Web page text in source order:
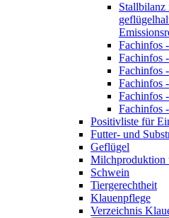
Stallbilanz
Fachinfos
Fachinfos
Fachinfos
Fachinfos
Fachinfos
Fachinfos
Positivliste für
Futter- und
Geflügel
Milchproduktion
Schwein
Tiergerechtheit
Klauenpflege
Verzeichnis